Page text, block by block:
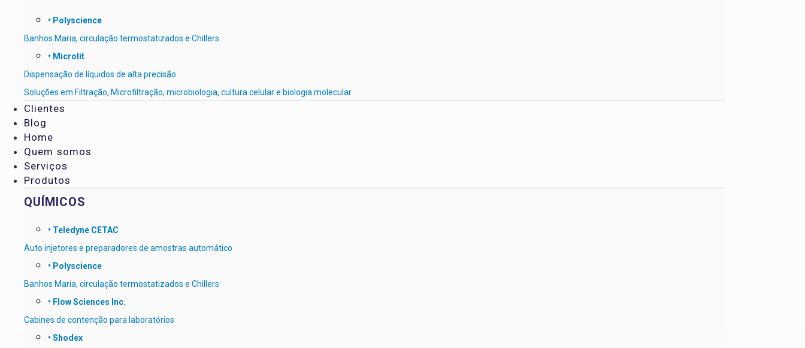
• Polyscience
Banhos Maria, circulação termostatizados e Chillers
• Microlit
Dispensação de líquidos de alta precisão
Soluções em Filtração, Microfiltração, microbiologia, cultura celular e biologia molecular
Clientes
Blog
Home
Quem somos
Serviços
Produtos
QUÍMICOS
• Teledyne CETAC
Auto injetores e preparadores de amostras automático
• Polyscience
Banhos Maria, circulação termostatizados e Chillers
• Flow Sciences Inc.
Cabines de contenção para laboratórios
• Shodex